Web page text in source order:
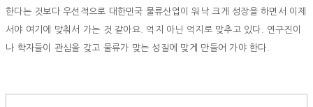
한다는 것보다 우선적으로 대한민국 물류산업이 워낙 크게 성장을 하면서 이제
서야 여기에 맞춰서 가는 것 같아요. 억지 아닌 억지로 맞추고 있다. 연구진이
나 학자들이 관심을 갖고 물류가 맞는 성질에 맞게 만들어 가야 한다.